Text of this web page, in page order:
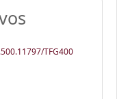
TFG400